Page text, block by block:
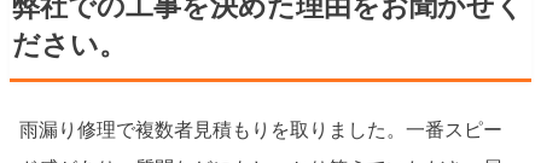
弊社での工事を決めた理由をお聞かせく
ださい。
雨漏り修理で複数者見積もりを取りました。一番スピー